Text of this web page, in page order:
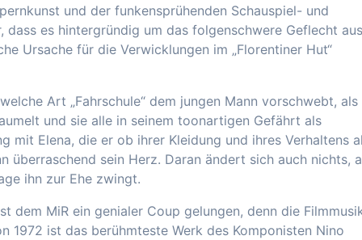
und der funkensprühenden Schauspiel- und
dass es hintergründig um das folgenschwere Geflecht aus
Ursache für die Verwicklungen im „Florentiner Hut“
Art „Fahrschule“ dem jungen Mann vorschwebt, als
und sie alle in seinem toonartigen Gefährt als
mit Elena, die er ob ihrer Kleidung und ihres Verhaltens
überraschend sein Herz. Daran ändert sich auch nichts,
ihn zur Ehe zwingt.
dem MiR ein genialer Coup gelungen, denn die
1972 ist das berühmteste Werk des Komponisten Nino